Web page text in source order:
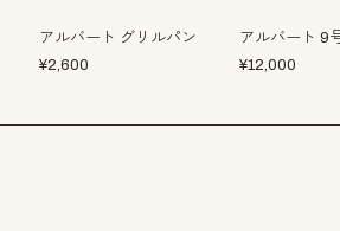
アルバート グリルパン
¥2,600
アルバート 9
¥12,000